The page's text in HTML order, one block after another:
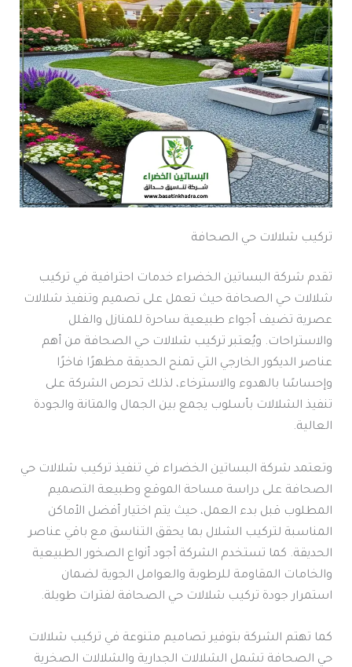
تركيب شلالات حي الصحافة
تقدم شركة البساتين الخضراء خدمات احترافية في تركيب
شلالات حي الصحافة حيث تعمل على تصميم وتنفيذ شلالات
عصرية تضيف أجواء طبيعية ساحرة للمنازل والفلل
والاستراحات. ويُعتبر تركيب شلالات حي الصحافة من أهم
عناصر الديكور الخارجي التي تمنح الحديقة مظهرًا فاخرًا
وإحساسًا بالهدوء والاسترخاء، لذلك تحرص الشركة على
تنفيذ الشلالات بأسلوب يجمع بين الجمال والمتانة والجودة
العالية.
وتعتمد شركة البساتين الخضراء في تنفيذ تركيب شلالات حي
الصحافة على دراسة مساحة الموقع وطبيعة التصميم
المطلوب قبل بدء العمل، حيث يتم اختيار أفضل الأماكن
المناسبة لتركيب الشلال بما يحقق التناسق مع باقي عناصر
الحديقة. كما تستخدم الشركة أجود أنواع الصخور الطبيعية
والخامات المقاومة للرطوبة والعوامل الجوية لضمان
استمرار جودة تركيب شلالات حي الصحافة لفترات طويلة.
كما تهتم الشركة بتوفير تصاميم متنوعة في تركيب شلالات
حي الصحافة تشمل الشلالات الجدارية والشلالات الصخرية